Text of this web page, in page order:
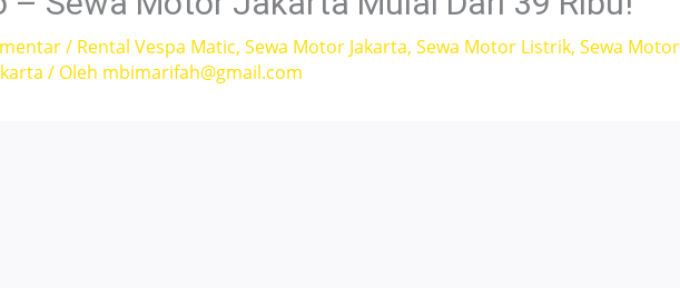
/ Rental Vespa Matic, Sewa Motor Jakarta, Sewa Motor Listrik, Sewa
/ Oleh mbimarifah@gmail.com